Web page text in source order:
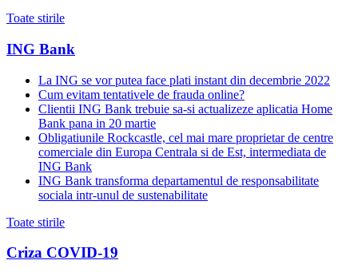
Toate stirile
ING Bank
La ING se vor putea face plati instant din decembrie 2022
Cum evitam tentativele de frauda online?
Clientii ING Bank trebuie sa-si actualizeze aplicatia Home
Bank pana in 20 martie
Obligatiunile Rockcastle, cel mai mare proprietar de centre
comerciale din Europa Centrala si de Est, intermediata de
ING Bank
ING Bank transforma departamentul de responsabilitate
sociala intr-unul de sustenabilitate
Toate stirile
Criza COVID-19